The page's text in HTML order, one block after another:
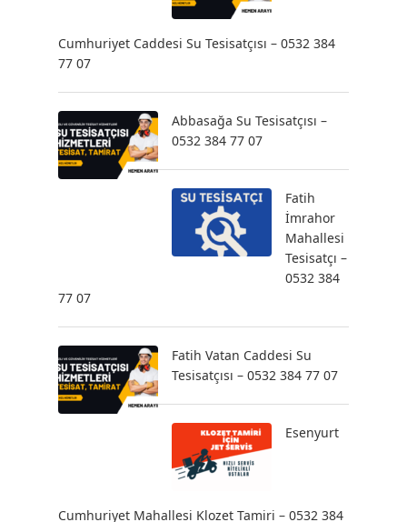
Cumhuriyet Caddesi Su Tesisatçısı – 0532 384
77 07
Abbasağa Su Tesisatçısı –
0532 384 77 07
Fatih
İmrahor
Mahallesi
Tesisatçı –
0532 384
77 07
Fatih Vatan Caddesi Su
Tesisatçısı – 0532 384 77 07
Esenyurt
Cumhuriyet Mahallesi Klozet Tamiri – 0532 384